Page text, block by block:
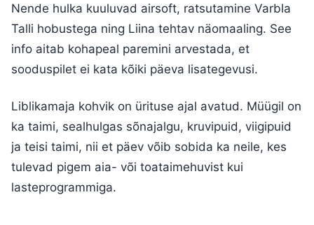
Nende hulka kuuluvad airsoft, ratsutamine Varbla
Talli hobustega ning Liina tehtav näomaaling. See
info aitab kohapeal paremini arvestada, et
sooduspilet ei kata kõiki päeva lisategevusi.
Liblikamaja kohvik on ürituse ajal avatud. Müügil on
ka taimi, sealhulgas sõnajalgu, kruvipuid, viigipuid
ja teisi taimi, nii et päev võib sobida ka neile, kes
tulevad pigem aia- või toataimehuvist kui
lasteprogrammiga.